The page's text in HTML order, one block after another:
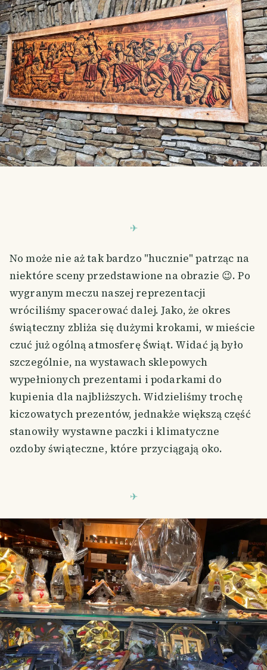
No może nie aż tak bardzo "hucznie" patrząc na
niektóre sceny przedstawione na obrazie 😉. Po
wygranym meczu naszej reprezentacji
wróciliśmy spacerować dalej. Jako, że okres
świąteczny zbliża się dużymi krokami, w mieście
czuć już ogólną atmosferę Świąt. Widać ją było
szczególnie, na wystawach sklepowych
wypełnionych prezentami i podarkami do
kupienia dla najbliższych. Widzieliśmy trochę
kiczowatych prezentów, jednakże większą część
stanowiły wystawne paczki i klimatyczne
ozdoby świąteczne, które przyciągają oko.